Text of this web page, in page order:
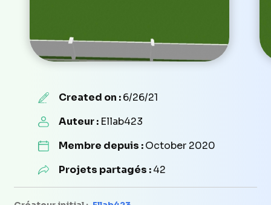
Created on :6/26/21
Auteur : Ellab423
Membre depuis :October 2020
Projets partagés :42